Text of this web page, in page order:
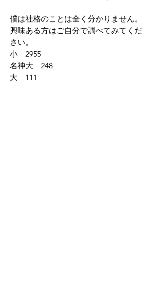
僕は社格のことは全く分かりません。
興味ある方はご自分で調べてみてくだ
さい。
小　2955
名神大　248
大　111